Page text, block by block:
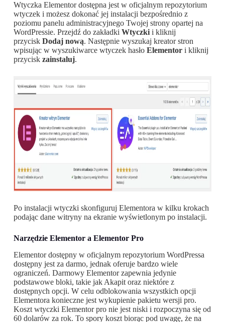
Wtyczka Elementor dostępna jest w oficjalnym repozytorium
wtyczek i możesz dokonać jej instalacji bezpośrednio z
poziomu panelu administracyjnego Twojej strony opartej na
WordPressie. Przejdź do zakładki Wtyczkii kliknij
przycisk Dodaj nową. Następnie wyszukaj kreator stron
wpisując w wyszukiwarce wtyczek hasło Elementor i kliknij
przycisk zainstaluj.
Po instalacji wtyczki skonfiguruj Elementora w kilku krokach
podając dane witryny na ekranie wyświetlonym po instalacji.
Narzędzie Elementor a Elementor Pro
Elementor dostępny w oficjalnym repozytorium WordPressa
dostępny jest za darmo, jednak oferuje bardzo wiele
ograniczeń. Darmowy Elementor zapewnia jedynie
podstawowe bloki, takie jak Akapit oraz niektóre z
dostępnych opcji. W celu odblokowania wszystkich opcji
Elementora konieczne jest wykupienie pakietu wersji pro.
Koszt wtyczki Elementor pro nie jest niski i rozpoczyna się od
60 dolarów za rok. To spory koszt biorąc pod uwagę, że na